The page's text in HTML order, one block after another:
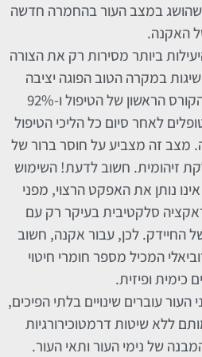
שהושג במצב העור בהחמרה חדשה
האקנה.
ביותר מסירות רק את הצורה
במקרה הטוב הפוגה יציבה
ב-61% מהחולים בסוף הקורס הראשון של הטיפול ו-92%
לאחר סיום כל הליכי הטיפול
מצב זה מצביע על חוסר ברור של
זיהומית. חשוב לדעת! השימוש
נותן את האפקט הרצוי, מפני
סלקטיבית בעיקר רק עם
החיידק. לכן, עבור אקנה, חשוב
המכיל מספר חומרי חיטוי
כימית ופיזית.
עוברים שינויים בלתי הפיכים,
ללא שיטות דרמטוכירורגיות
של נימי העור ותאי העור.